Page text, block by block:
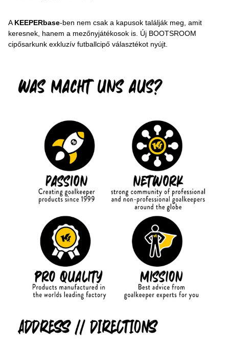
A KEEPERbase-ben nem csak a kapusok találják meg, amit
keresnek, hanem a mezőnyjátékosok is. Új BOOTSROOM
cipősarkunk exkluzív futballcipő választékot nyújt.